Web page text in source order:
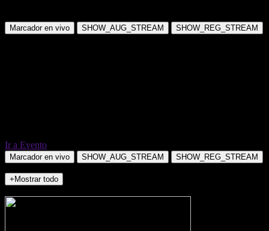
Marcador en vivo SHOW_AUG_STREAM SHOW_REG_STREAM
Ir a Evento
Marcador en vivo SHOW_AUG_STREAM SHOW_REG_STREAM
+Mostrar todo